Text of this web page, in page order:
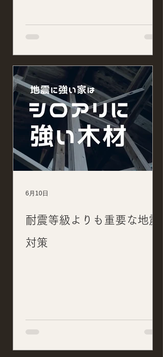
耐震等級よりも重要な地震
対策
6月10日